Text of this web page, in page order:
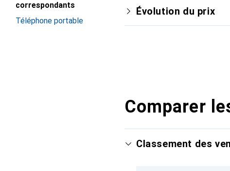
correspondants
Téléphone portable
Évolution du prix
Comparer
Classement des